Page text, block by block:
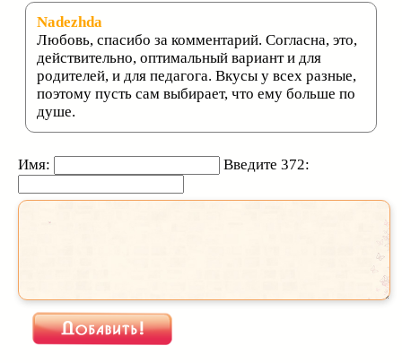
Nadezhda
Любовь, спасибо за комментарий. Согласна, это,
действительно, оптимальный вариант и для
родителей, и для педагога. Вкусы у всех разные,
поэтому пусть сам выбирает, что ему больше по
душе.
Имя: Введите 372: